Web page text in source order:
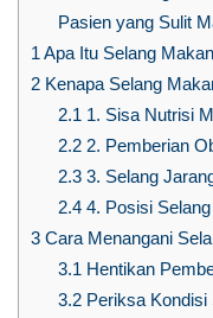
Pasien yang Sulit
1 Apa Itu Selang
2 Kenapa Selang
2.1 1. Sisa Nutrisi
2.22. Pemberian
2.33. Selang
2.44. Posisi Selang
3 Cara Menangani
3.1 Hentikan
3.2Periksa Kondisi